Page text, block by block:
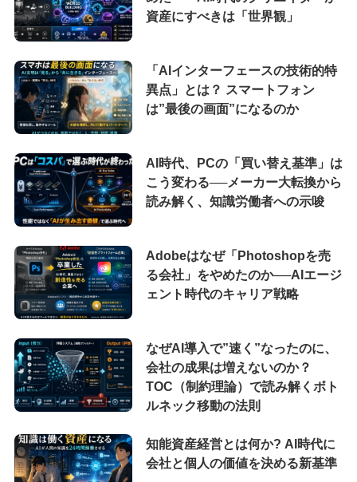
資産にすべきは「世界観」
「AIインターフェースの技術的特
異点」とは？ スマートフォン
は”最後の画面”になるのか
AI時代、PCの「買い替え基準」は
こう変わる──メーカー大転換から
読み解く、知識労働者への示唆
Adobeはなぜ「Photoshopを売
る会社」をやめたのか──AIエージ
ェント時代のキャリア戦略
なぜAI導入で”速く”なったのに、
会社の成果は増えないのか？
TOC（制約理論）で読み解くボト
ルネック移動の法則
知能資産経営とは何か? AI時代に
会社と個人の価値を決める新基準